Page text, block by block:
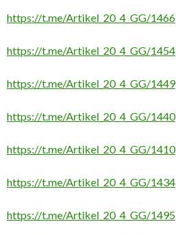
https://t.me/Artikel_20_4_GG/1466
https://t.me/Artikel_20_4_GG/1454
https://t.me/Artikel_20_4_GG/1449
https://t.me/Artikel_20_4_GG/1440
https://t.me/Artikel_20_4_GG/1410
https://t.me/Artikel_20_4_GG/1434
https://t.me/Artikel_20_4_GG/1495